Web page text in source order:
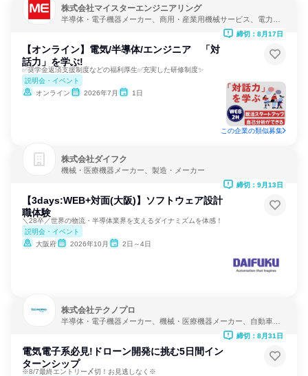
株式会社マイスターエンジニアリング
半導体・電子機器メーカー、商用・産業用機械サービス、電力・
【オンライン】電気/半導体/エンジニア 「対
話力」を学ぶ!
✅️奨学金返済支援制度などの福利厚生✅️充実した研修制度✨️
説明会・イベント
オンライン
2026年7月 1日
締切：8月17日
この企業の類似募集
株式会社ダイフク
機械・医療機器メーカー、製造・メーカー
【3days:WEB+対面(大阪)】ソフトウェア設計
職体験
＼28卒／世界の物流・半導体業界を支えるダイナミズムを体感！
説明会・イベント
大阪府
2026年10月 2日～4日
締切：9月13日
株式会社テクノプロ
半導体・電子機器メーカー、機械・医療機器メーカー、自動車・
電気電子系必見!ドローン開発に挑む5日間イン
ターンシップ
※8/7最終エントリー〆切！お見逃しなく※
締切：8月31日